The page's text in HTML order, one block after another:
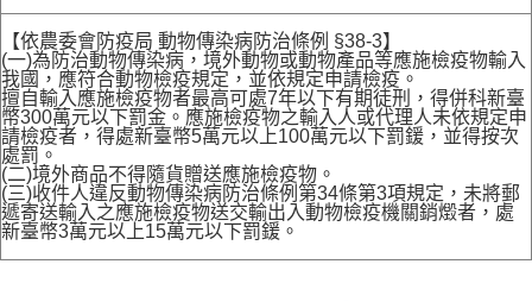
【依農委會防疫局 動物傳染病防治條例 §38-3】
(一)為防治動物傳染病，境外動物或動物產品等應施檢疫物輸入
我國，應符合動物檢疫規定，並依規定申請檢疫。
擅自輸入應施檢疫物者最高可處7年以下有期徒刑，得併科新臺
幣300萬元以下罰金。應施檢疫物之輸入人或代理人未依規定申
請檢疫者，得處新臺幣5萬元以上100萬元以下罰鍰，並得按次
處罰。
(二)境外商品不得隨貨贈送應施檢疫物。
(三)收件人違反動物傳染病防治條例第34條第3項規定，未將郵
遞寄送輸入之應施檢疫物送交輸出入動物檢疫機關銷燬者，處
新臺幣3萬元以上15萬元以下罰鍰。